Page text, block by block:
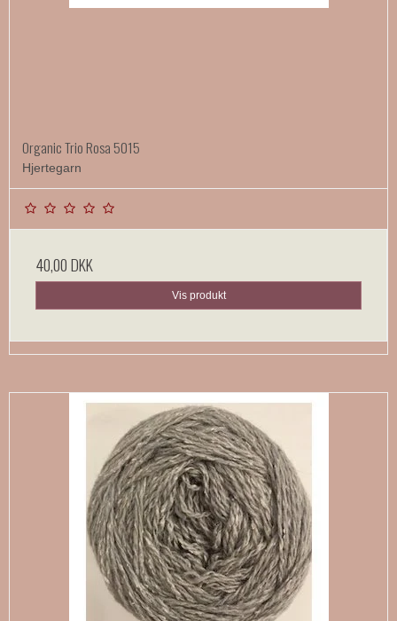
Organic Trio Rosa 5015
Hjertegarn
40,00 DKK
Vis produkt